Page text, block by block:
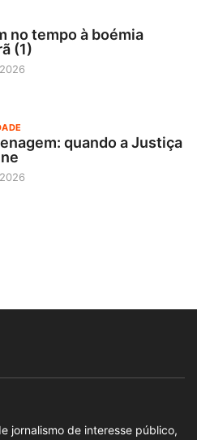
no tempo à boémia
(1)
quando a Justiça
jornalismo de interesse público,